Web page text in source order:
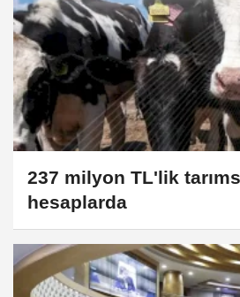
237 milyon TL'lik
hesaplarda